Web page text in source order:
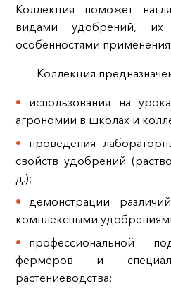
Коллекция поможет
видами удобрений,
особенностями применения.
Коллекция
использования на
агрономии в школах и
проведения
свойств удобрений
д.);
демонстрации
комплексными
профессиональной
фермеров и
растениеводства;